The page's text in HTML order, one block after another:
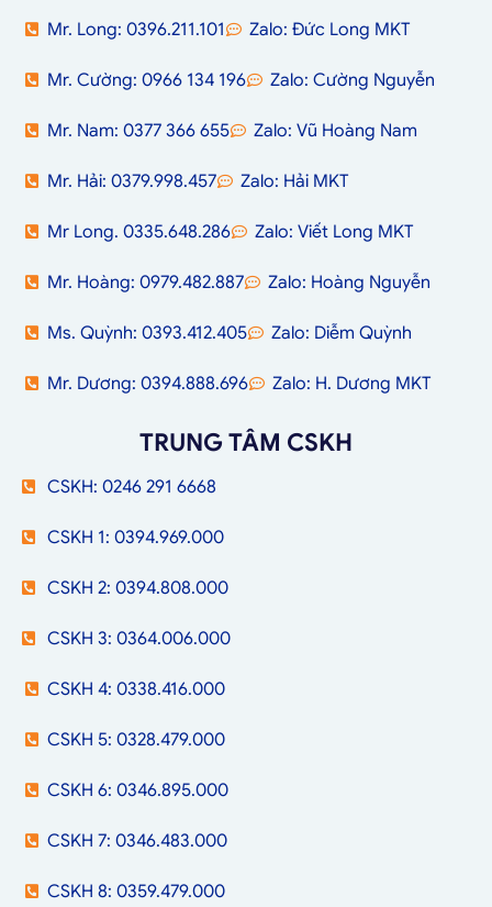
Mr. Long: 0396.211.101 Zalo: Đức Long MKT
Mr. Cường: 0966 134 196 Zalo: Cường Nguyễn
Mr. Nam: 0377 366 655 Zalo: Vũ Hoàng Nam
Mr. Hải: 0379.998.457 Zalo: Hải MKT
Mr Long. 0335.648.286 Zalo: Viết Long MKT
Mr. Hoàng: 0979.482.887 Zalo: Hoàng Nguyễn
Ms. Quỳnh: 0393.412.405 Zalo: Diễm Quỳnh
Mr. Dương: 0394.888.696 Zalo: H. Dương MKT
TRUNG TÂM CSKH
CSKH: 0246 291 6668
CSKH 1: 0394.969.000
CSKH 2: 0394.808.000
CSKH 3: 0364.006.000
CSKH 4: 0338.416.000
CSKH 5: 0328.479.000
CSKH 6: 0346.895.000
CSKH 7: 0346.483.000
CSKH 8: 0359.479.000